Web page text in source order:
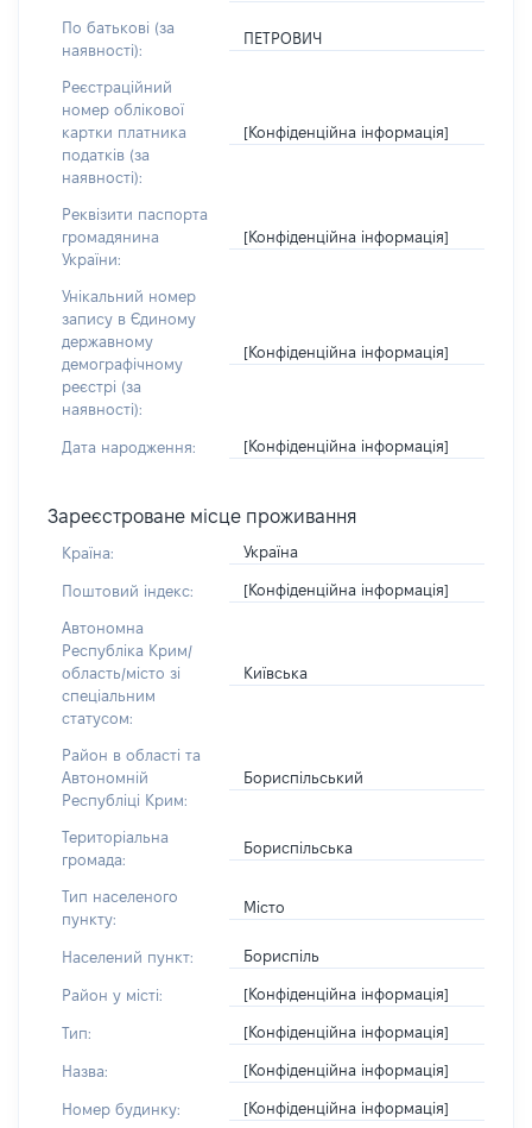
По батькові (за
наявності):
ПЕТРОВИЧ
Реєстраційний
номер облікової
картки платника
податків (за
наявності):
[Конфіденційна інформація]
Реквізити паспорта
громадянина
України:
[Конфіденційна інформація]
Унікальний номер
запису в Єдиному
державному
демографічному
реєстрі (за
наявності):
[Конфіденційна інформація]
Дата народження: [Конфіденційна інформація]
Зареєстроване місце проживання
Країна: Україна
Поштовий індекс: [Конфіденційна інформація]
Автономна
Республіка Крим/
область/місто зі
спеціальним
статусом:
Київська
Район в області та
Автономній
Республіці Крим:
Бориспільський
Територіальна
громада:
Бориспільська
Тип населеного
пункту:
Місто
Населений пункт: Бориспіль
Район у місті: [Конфіденційна інформація]
Тип: [Конфіденційна інформація]
Назва: [Конфіденційна інформація]
Номер будинку: [Конфіденційна інформація]